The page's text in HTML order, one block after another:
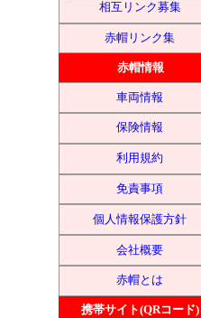
相互リンク募集
赤帽リンク集
赤帽情報
車両情報
保険情報
利用規約
免責事項
個人情報保護方針
会社概要
赤帽とは
携帯サイト(QRコード)